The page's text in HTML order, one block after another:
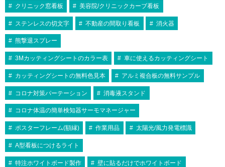
クリニック窓看板 美容院/クリニックカーブ看板
ステンレスの切文字 不動産の間取り看板 消火器
熊撃退スプレー
3Mカッティングシートのカラー表 車に使えるカッティングシート
カッティングシートの無料色見本 アルミ複合板の無料サンプル
コロナ対策パーテーション 消毒液スタンド
コロナ体温の簡単検知器サーモマネージャー
ポスターフレーム(額縁) 作業用品 太陽光/風力発電標識
A型看板につけるライト
特注ホワイトボード製作 壁に貼るだけでホワイトボード